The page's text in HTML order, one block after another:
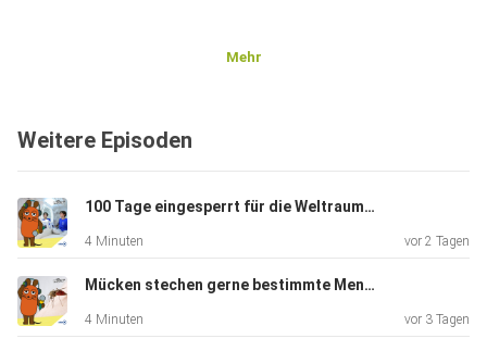
Mehr
Weitere Episoden
100 Tage eingesperrt für die Weltraumforschung
4 Minuten vor 2 Tagen
Mücken stechen gerne bestimmte Menschen
4 Minuten vor 3 Tagen